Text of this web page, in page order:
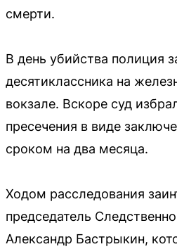
смерти.
В день убийства полиция
десятиклассника на
вокзале. Вскоре суд
пресечения в виде
сроком на два месяца.
Ходом расследования
председатель
Александр Бастрыкин,